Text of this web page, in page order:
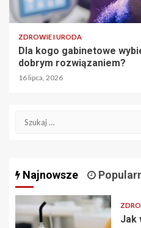
ZDROWIE I URODA
Dla kogo gabinetowe
dobrym rozwiązaniem?
16 lipca, 2026
Szukaj:
Najnowsze
Jak